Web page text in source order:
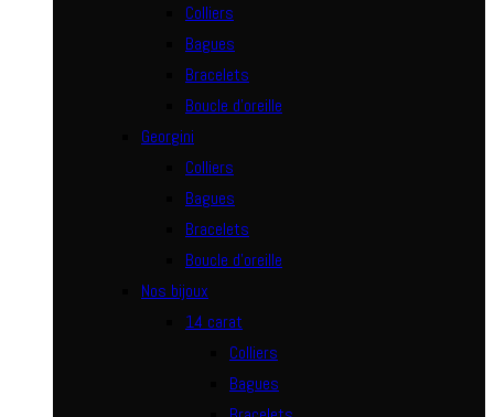
Colliers
Bagues
Bracelets
Boucle d’oreille
Georgini
Colliers
Bagues
Bracelets
Boucle d’oreille
Nos bijoux
14 carat
Colliers
Bagues